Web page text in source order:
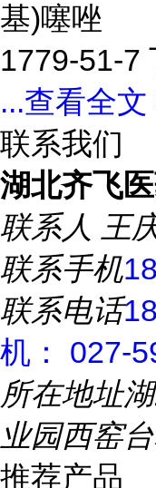
基)噻唑
1779-51-7
...查看全文
联系我们
湖北齐飞
联系人 王
联系手机
联系电话
机： 027-
所在地址
业园西窑
推荐产品